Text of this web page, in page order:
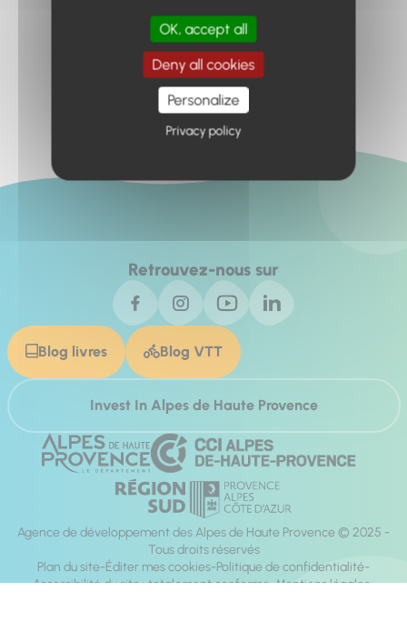
Retour à l'accueil
Retrouvez-nous sur
Blog livres Blog VTT
Invest In Alpes de Haute Provence
Agence de développement des Alpes de Haute Provence © 2025 -
Tous droits réservés
Plan du site Éditer mes cookies Politique de confidentialité
Accessibilité du site : totalement conforme Mentions légales
OK, accept all
Deny all cookies
Personalize
Privacy policy